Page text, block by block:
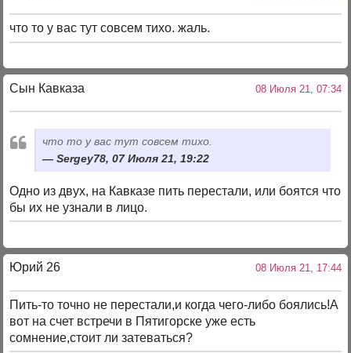
что то у вас тут совсем тихо. жаль.
Сын Кавказа 08 Июля 21, 07:34
что то у вас тут совсем тихо.
Sergey78, 07 Июля 21, 19:22
Одно из двух, на Кавказе пить перестали, или боятся что
бы их не узнали в лицо.
Юрий 26 08 Июля 21, 17:44
Пить-то точно не перестали,и когда чего-либо боялись!А
вот на счет встречи в Пятигорске уже есть
сомнение,стоит ли затеваться?